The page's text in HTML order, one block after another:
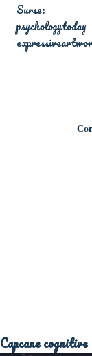
Surse:
psychologytoday
Capcane cognitive